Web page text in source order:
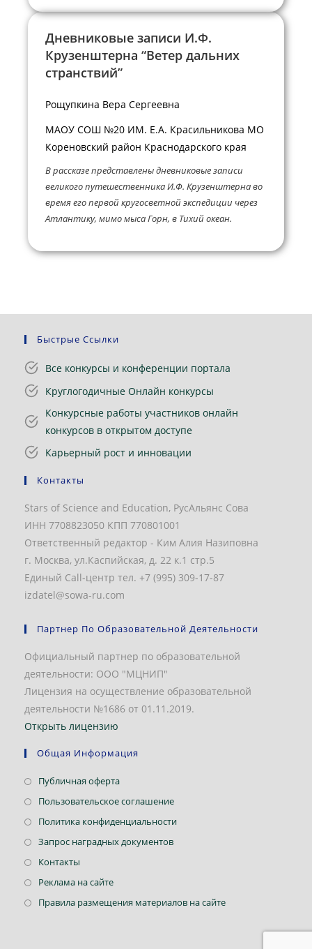
Дневниковые записи И.Ф.
Крузенштерна “Ветер дальних
странствий”
Рощупкина Вера Сергеевна
МАОУ СОШ №20 ИМ. Е.А. Красильникова МО
Кореновский район Краснодарского края
В рассказе представлены дневниковые записи
великого путешественника И.Ф. Крузенштерна во
время его первой кругосветной экспедиции через
Атлантику, мимо мыса Горн, в Тихий океан.
Быстрые Ссылки
Все конкурсы и конференции портала
Круглогодичные Онлайн конкурсы
Конкурсные работы участников онлайн
конкурсов в открытом доступе
Карьерный рост и инновации
Контакты
Stars of Science and Education, РусАльянс Сова
ИНН 7708823050 КПП 770801001
Ответственный редактор - Ким Алия Назиповна
г. Москва, ул.Каспийская, д. 22 к.1 стр.5
Единый Call-центр тел. +7 (995) 309-17-87
izdatel@sowa-ru.com
Партнер По Образовательной Деятельности
Официальный партнер по образовательной
деятельности: ООО "МЦНИП"
Лицензия на осуществление образовательной
деятельности №1686 от 01.11.2019.
Открыть лицензию
Общая Информация
Публичная офертаОткроется
в
Пользовательское соглашениеОткроется
в
Политика конфиденциальностиОткроется
Запрос наградных документовОткроется
Контакты
в
Реклама на сайтеОткроется
в
Правила размещения материалов на сайтеОткроется